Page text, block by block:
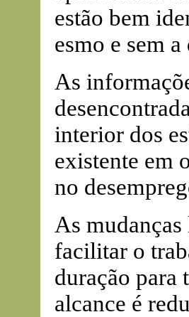
estão bem
esmo e sem
As
interior dos
existente em
no
As
facilitar o
duração para
alcance é